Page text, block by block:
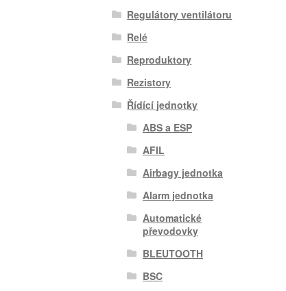
Regulátory ventilátoru
Relé
Reproduktory
Rezistory
Řídící jednotky
ABS a ESP
AFIL
Airbagy jednotka
Alarm jednotka
Automatické
převodovky
BLEUTOOTH
BSC